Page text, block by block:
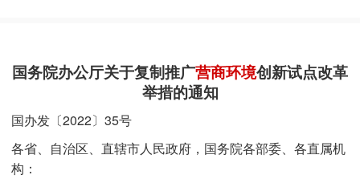
国务院办公厅关于复制推广营商环境创新试点改革
举措的通知
国办发〔2022〕35号
各省、自治区、直辖市人民政府，国务院各部委、各直属机
构：